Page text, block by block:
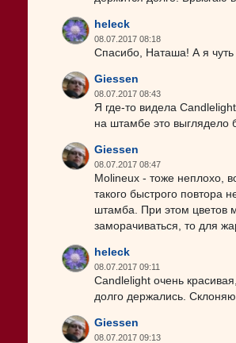
heleck
08.07.2017 08:18
Спасибо, Наташа! А я
Giessen
08.07.2017 08:43
Я где-то видела
на штамбе это выглядело
Giessen
08.07.2017 08:47
Molineux - тоже неплохо,
такого быстрого повтора
штамба. При этом цветов
заморачиваться, то для
heleck
08.07.2017 09:11
Candlelight очень
долго держались.
Giessen
08.07.2017 09:13